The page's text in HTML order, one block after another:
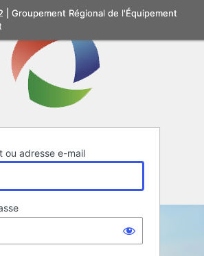
ou adresse e-mail
| Groupement Régional de l'Équipement